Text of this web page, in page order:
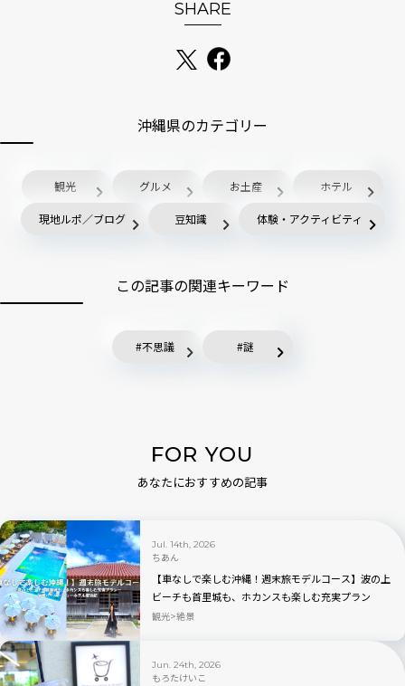
SHARE
沖縄県のカテゴリー
観光 グルメ お土産 ホテル
現地ルポ／ブログ 豆知識 体験・アクティビティ
この記事の関連キーワード
不思議 謎
FOR YOU
あなたにおすすめの記事
Jul. 14th, 2026
ちあん
【車なしで楽しむ沖縄！週末旅モデルコース】波の上
ビーチも首里城も、ホカンスも楽しむ充実プラン
観光 絶景
Jun. 24th, 2026
もろたけいこ